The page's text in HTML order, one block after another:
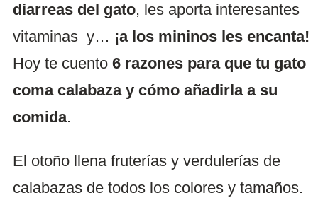
diarreas del gato, les aporta interesantes
vitaminas y… ¡a los mininos les encanta!
Hoy te cuento 6 razones para que tu gato
coma calabaza y cómo añadirla a su
comida.
El otoño llena fruterías y verdulerías de
calabazas de todos los colores y tamaños.